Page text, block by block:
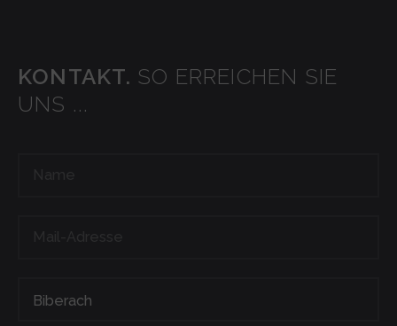
KONTAKT. SO ERREICHEN SIE
UNS ...